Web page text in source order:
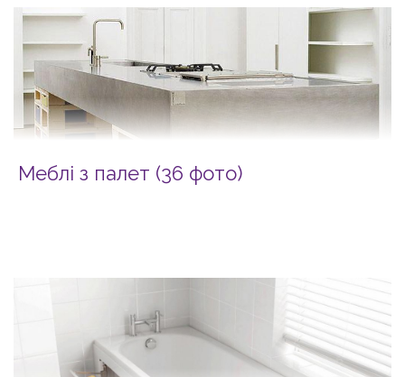
Меблі з палет (36 фото)